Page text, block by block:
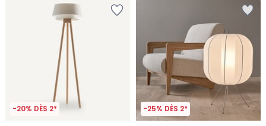
-20% DÈS 2* -25% DÈS 2*